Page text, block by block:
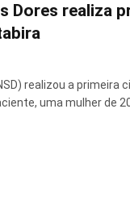
Dores realiza
realizou a primeira
uma mulher de